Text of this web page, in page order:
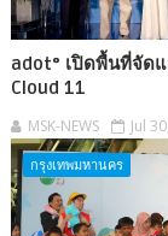
adot° เปิดพื้นที่จัด
Cloud 11
MSK-NEWS Jul
กรุงเทพมหานคร